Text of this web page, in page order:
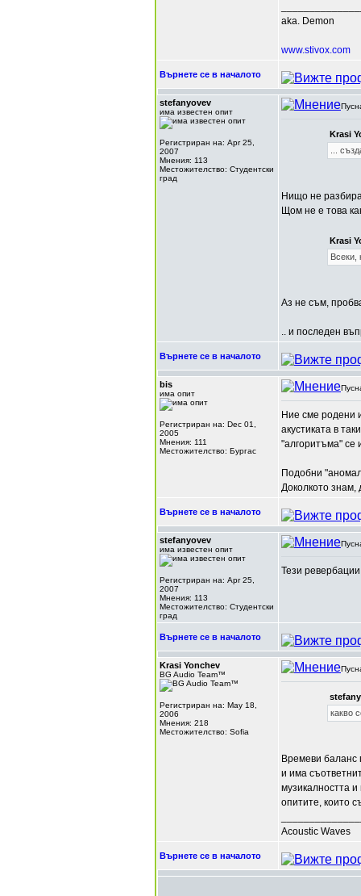
aka. Demon
www.stivox.com
Върнете се в началото
stefanyovev
има известен опит
Регистриран на: Apr 25,
2007
Мнения: 113
Местожителство: Студентски
град
Krasi
...
Нищо не
Щом не е това
Krasi
Всеки,
Аз не съм,
.. и последен
Върнете се в началото
bis
има опит
Регистриран на: Dec 01,
2005
Мнения: 111
Местожителство: Бургас
Ние сме родени
акустиката в
"алгоритъма" се
Подобни
Доколкото
Върнете се в началото
stefanyovev
има известен опит
Регистриран на: Apr 25,
2007
Мнения: 113
Местожителство: Студентски
град
Тези
Върнете се в началото
Krasi Yonchev
BG Audio Team™
Регистриран на: May 18,
2006
Мнения: 218
Местожителство: Sofia
какво
Времеви баланс
и има
музикалността
опитите, които
Acoustic Waves
Върнете се в началото